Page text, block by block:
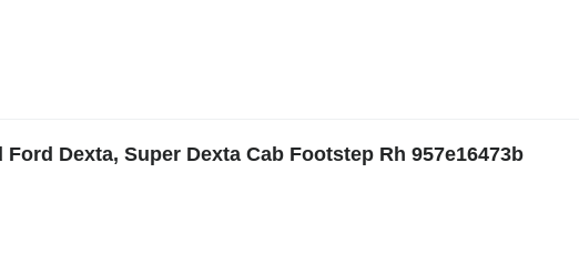
Dexta, Super Dexta Cab Footstep Rh 957e16473b